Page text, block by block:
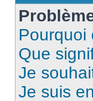
Pourquoi
Que
Je
Je suis